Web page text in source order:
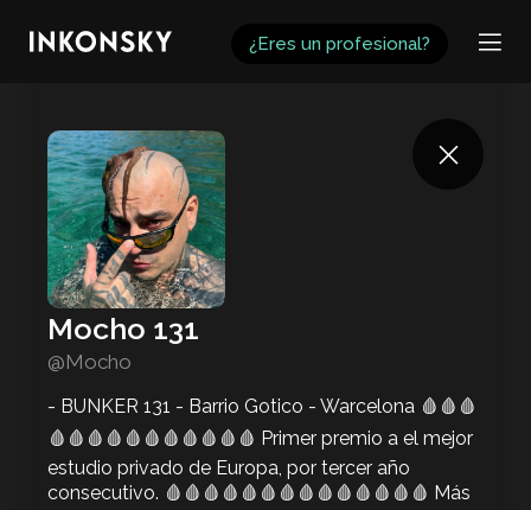
¿Eres un profesional?
Mocho 131
@Mocho
- BUNKER 131 - Barrio Gotico - Warcelona 🩸🩸🩸
🩸🩸🩸🩸🩸🩸🩸🩸🩸🩸🩸 Primer premio a el mejor
estudio privado de Europa, por tercer año
consecutivo. 🩸🩸🩸🩸🩸🩸🩸🩸🩸🩸🩸🩸🩸🩸 Más